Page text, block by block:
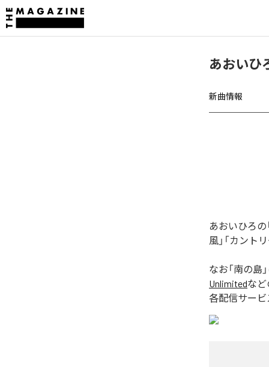
あおいひ
新曲情報
あおいひろの
風」「カント
なお「南の島
Unlimitedな
各配信サービ